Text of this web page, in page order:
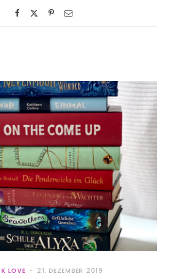
LOVE 21. DEZEMBER 2019